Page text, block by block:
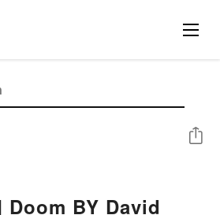
Doom BY David
Share